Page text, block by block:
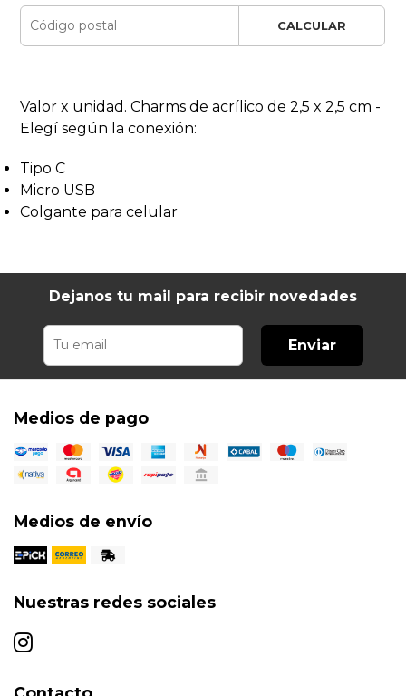
CALCULAR
Valor x unidad. Charms de acrílico de 2,5 x 2,5 cm -
Elegí según la conexión:
Tipo C
Micro USB
Colgante para celular
Dejanos tu mail para recibir novedades
Enviar
Medios de pago
Medios de envío
Nuestras redes sociales